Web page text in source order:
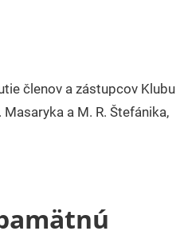
členov a zástupcov Klubu
a M. R. Štefánika,